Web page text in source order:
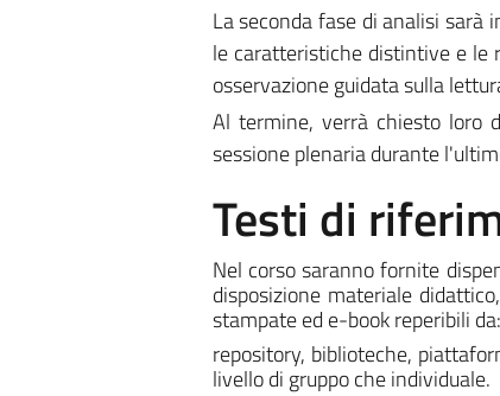
La seconda fase di analisi sarà
le caratteristiche distintive e le
osservazione guidata sulla
Al termine, verrà chiesto loro
sessione plenaria durante
Testi di
Nel corso saranno fornite
disposizione materiale
stampate ed e-book reperibili da:
repository, biblioteche,
livello di gruppo che individuale.